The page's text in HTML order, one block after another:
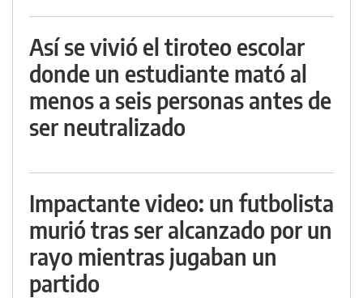
Así se vivió el tiroteo escolar
donde un estudiante mató al
menos a seis personas antes de
ser neutralizado
Impactante video: un futbolista
murió tras ser alcanzado por un
rayo mientras jugaban un
partido